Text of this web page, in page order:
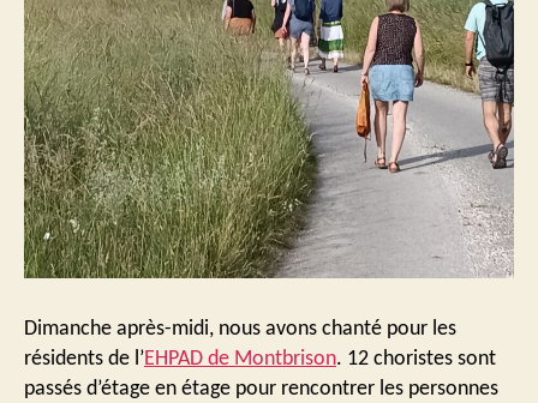
Dimanche après-midi, nous avons chanté pour les
résidents de l’EHPAD de Montbrison. 12 choristes sont
passés d’étage en étage pour rencontrer les personnes